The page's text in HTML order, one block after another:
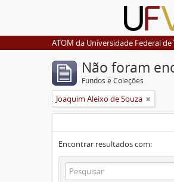
ATOM da Universidade Federal de
Não foram
Fundos e Coleções
Joaquim Aleixo de Souza
Encontrar resultados com: